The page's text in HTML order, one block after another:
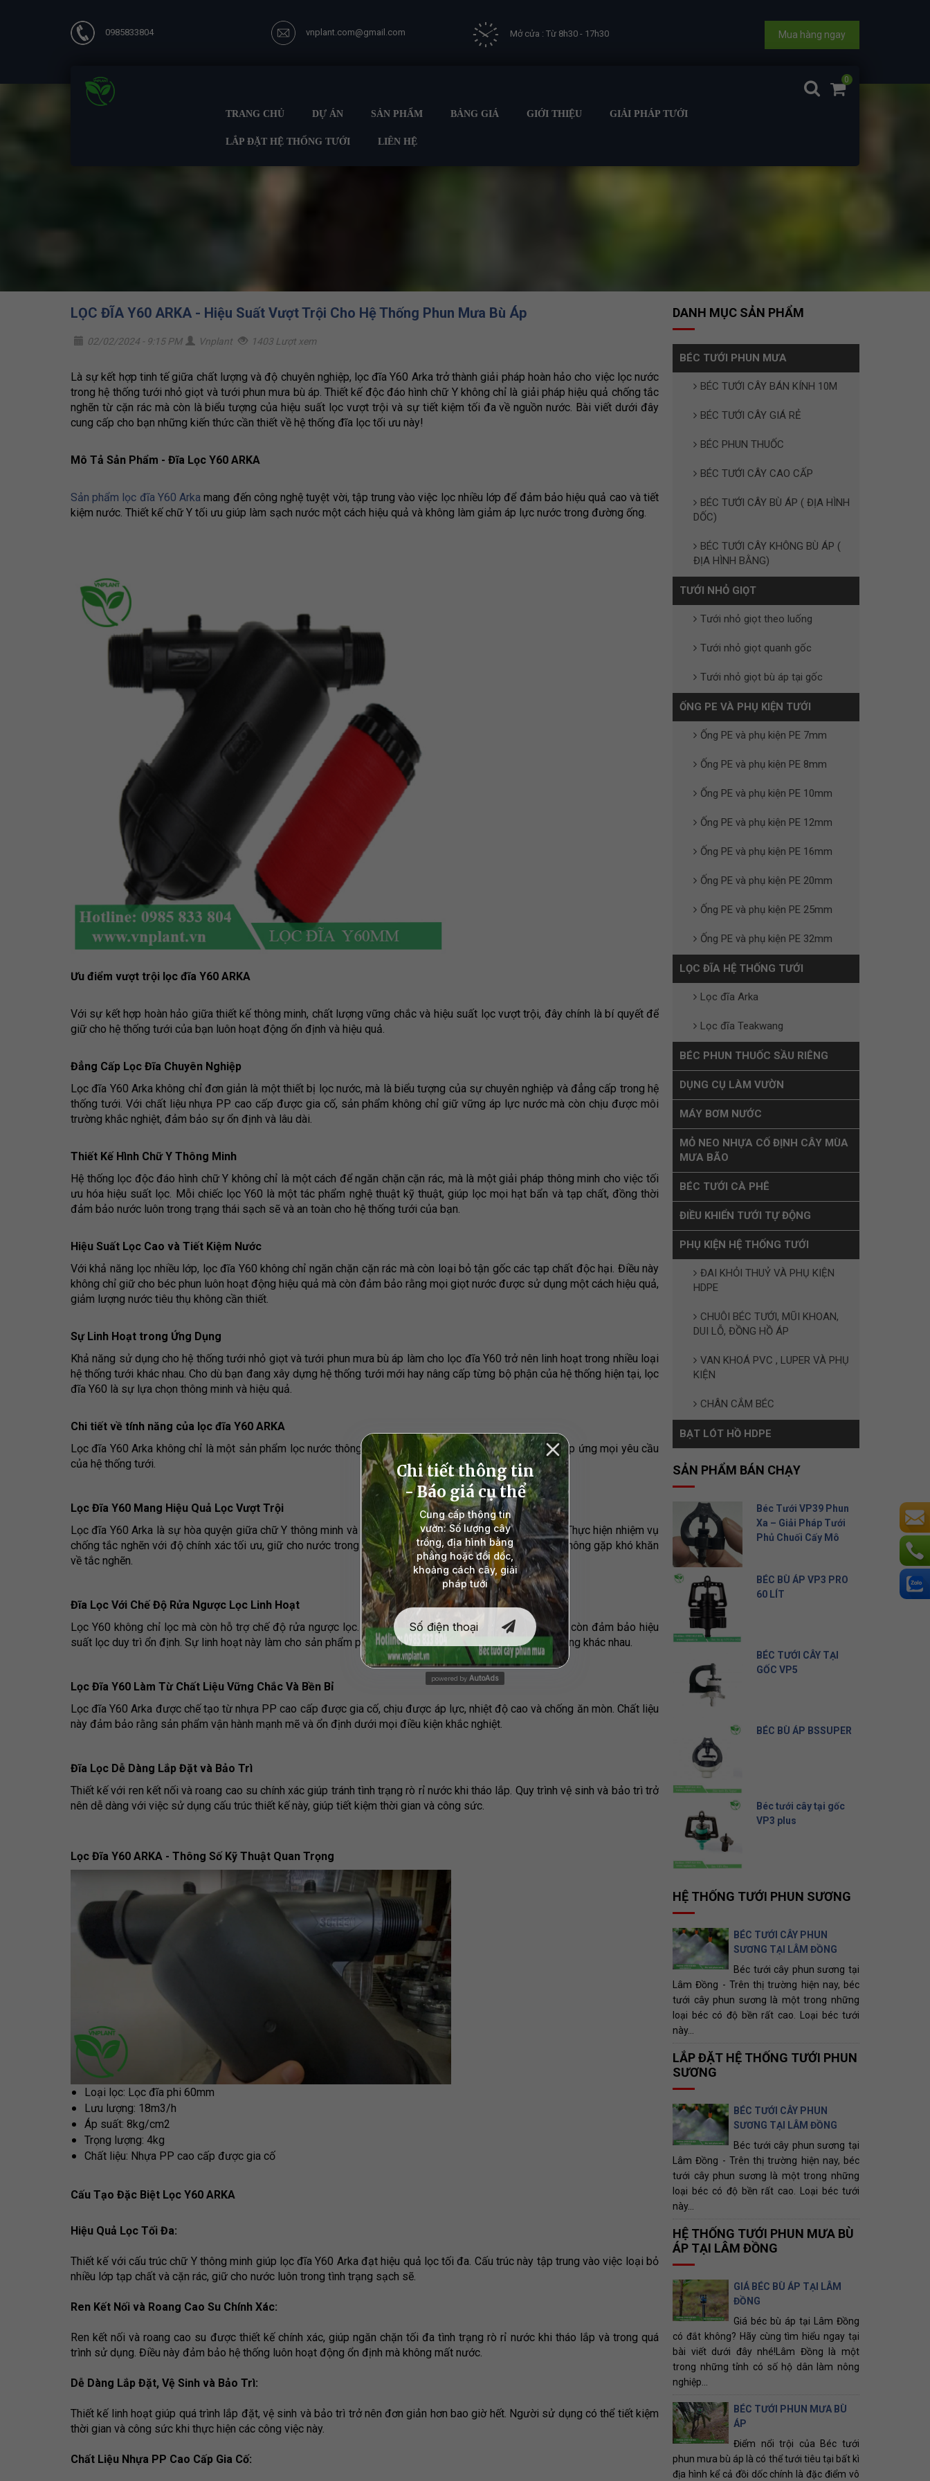
0985833804 vnplant.com@gmail.com Mở cửa : Từ 8h30 - 17h30 Mua hàng ngay
0
TRANG CHỦ DỰ ÁN SẢN PHẨM BẢNG GIÁ GIỚI THIỆU GIẢI PHÁP TƯỚI
LẮP ĐẶT HỆ THỐNG TƯỚI LIÊN HỆ
LỌC ĐĨA Y60 ARKA - Hiệu Suất Vượt Trội Cho Hệ Thống Phun Mưa Bù Áp
02/02/2024 - 9:15 PM Vnplant 1403 Lượt xem
Là sự kết hợp tinh tế giữa chất lượng và độ chuyên nghiệp, lọc đĩa Y60 Arka trở thành giải pháp hoàn hảo cho việc lọc nước
trong hệ thống tưới nhỏ giọt và tưới phun mưa bù áp. Thiết kế độc đáo hình chữ Y không chỉ là giải pháp hiệu quả chống tắc
nghẽn từ cặn rác mà còn là biểu tượng của hiệu suất lọc vượt trội và sự tiết kiệm tối đa về nguồn nước. Bài viết dưới đây
cung cấp cho bạn những kiến thức cần thiết về hệ thống đĩa lọc tối ưu này!
Mô Tả Sản Phẩm - Đĩa Lọc Y60 ARKA
Sản phẩm lọc đĩa Y60 Arka mang đến công nghệ tuyệt vời, tập trung vào việc lọc nhiều lớp để đảm bảo hiệu quả cao và tiết
kiệm nước. Thiết kế chữ Y tối ưu giúp làm sạch nước một cách hiệu quả và không làm giảm áp lực nước trong đường ống.
Ưu điểm vượt trội lọc đĩa Y60 ARKA
Với sự kết hợp hoàn hảo giữa thiết kế thông minh, chất lượng vững chắc và hiệu suất lọc vượt trội, đây chính là bí quyết để
giữ cho hệ thống tưới của bạn luôn hoạt động ổn định và hiệu quả.
Đẳng Cấp Lọc Đĩa Chuyên Nghiệp
Lọc đĩa Y60 Arka không chỉ đơn giản là một thiết bị lọc nước, mà là biểu tượng của sự chuyên nghiệp và đẳng cấp trong hệ
thống tưới. Với chất liệu nhựa PP cao cấp được gia cố, sản phẩm không chỉ giữ vững áp lực nước mà còn chịu được môi
trường khắc nghiệt, đảm bảo sự ổn định và lâu dài.
Thiết Kế Hình Chữ Y Thông Minh
Hệ thống lọc độc đáo hình chữ Y không chỉ là một cách để ngăn chặn cặn rác, mà là một giải pháp thông minh cho việc tối
ưu hóa hiệu suất lọc. Mỗi chiếc lọc Y60 là một tác phẩm nghệ thuật kỹ thuật, giúp lọc mọi hạt bẩn và tạp chất, đồng thời
đảm bảo nước luôn trong trạng thái sạch sẽ và an toàn cho hệ thống tưới của bạn.
Hiệu Suất Lọc Cao và Tiết Kiệm Nước
Với khả năng lọc nhiều lớp, lọc đĩa Y60 không chỉ ngăn chặn cặn rác mà còn loại bỏ tận gốc các tạp chất độc hại. Điều này
không chỉ giữ cho béc phun luôn hoạt động hiệu quả mà còn đảm bảo rằng mọi giọt nước được sử dụng một cách hiệu quả,
giảm lượng nước tiêu thụ không cần thiết.
Sự Linh Hoạt trong Ứng Dụng
Khả năng sử dụng cho hệ thống tưới nhỏ giọt và tưới phun mưa bù áp làm cho lọc đĩa Y60 trở nên linh hoạt trong nhiều loại
hệ thống tưới khác nhau. Cho dù bạn đang xây dựng hệ thống tưới mới hay nâng cấp từng bộ phận của hệ thống hiện tại, lọc
đĩa Y60 là sự lựa chọn thông minh và hiệu quả.
Chi tiết về tính năng của lọc đĩa Y60 ARKA
Lọc đĩa Y60 Arka không chỉ là một sản phẩm lọc nước thông thường, mà là một giải pháp hoàn chỉnh đáp ứng mọi yêu cầu
của hệ thống tưới.
Lọc Đĩa Y60 Mang Hiệu Quả Lọc Vượt Trội
Lọc đĩa Y60 Arka là sự hòa quyện giữa chữ Y thông minh và cấu trúc đa lớp, mang lại hiệu quả lọc cao. Thực hiện nhiệm vụ
chống tắc nghẽn với độ chính xác tối ưu, giữ cho nước trong hệ thống luôn trong tình trạng sạch sẽ và không gặp khó khăn
về tắc nghẽn.
Đĩa Lọc Với Chế Độ Rửa Ngược Lọc Linh Hoạt
Lọc Y60 không chỉ lọc mà còn hỗ trợ chế độ rửa ngược lọc. Điều này không chỉ làm tăng lưu lượng mà còn đảm bảo hiệu
suất lọc duy trì ổn định. Sự linh hoạt này làm cho sản phẩm phù hợp với nhiều điều kiện và yêu cầu sử dụng khác nhau.
Lọc Đĩa Y60 Làm Từ Chất Liệu Vững Chắc Và Bền Bỉ
Lọc đĩa Y60 Arka được chế tạo từ nhựa PP cao cấp được gia cố, chịu được áp lực, nhiệt độ cao và chống ăn mòn. Chất liệu
này đảm bảo rằng sản phẩm vận hành mạnh mẽ và ổn định dưới mọi điều kiện khắc nghiệt.
Đĩa Lọc Dễ Dàng Lắp Đặt và Bảo Trì
Thiết kế với ren kết nối và roang cao su chính xác giúp tránh tình trạng rò rỉ nước khi tháo lắp. Quy trình vệ sinh và bảo trì trở
nên dễ dàng với việc sử dụng cấu trúc thiết kế này, giúp tiết kiệm thời gian và công sức.
Lọc Đĩa Y60 ARKA - Thông Số Kỹ Thuật Quan Trọng
Loại lọc: Lọc đĩa phi 60mm
Lưu lượng: 18m3/h
Áp suất: 8kg/cm2
Trọng lượng: 4kg
Chất liệu: Nhựa PP cao cấp được gia cố
Cấu Tạo Đặc Biệt Lọc Y60 ARKA
Hiệu Quả Lọc Tối Đa:
Thiết kế với cấu trúc chữ Y thông minh giúp lọc đĩa Y60 Arka đạt hiệu quả lọc tối đa. Cấu trúc này tập trung vào việc loại bỏ
nhiều lớp tạp chất và cặn rác, giữ cho nước luôn trong tình trạng sạch sẽ.
Ren Kết Nối và Roang Cao Su Chính Xác:
Ren kết nối và roang cao su được thiết kế chính xác, giúp ngăn chặn tối đa tình trạng rò rỉ nước khi tháo lắp và trong quá
trình sử dụng. Điều này đảm bảo hệ thống luôn hoạt động ổn định mà không mất nước.
Dễ Dàng Lắp Đặt, Vệ Sinh và Bảo Trì:
Thiết kế linh hoạt giúp quá trình lắp đặt, vệ sinh và bảo trì trở nên đơn giản hơn bao giờ hết. Người sử dụng có thể tiết kiệm
thời gian và công sức khi thực hiện các công việc này.
Chất Liệu Nhựa PP Cao Cấp Gia Cố:
DANH MỤC SẢN PHẨM
BÉC TƯỚI PHUN MƯA
BÉC TƯỚI CÂY BÁN KÍNH 10M
BÉC TƯỚI CÂY GIÁ RẺ
BÉC PHUN THUỐC
BÉC TƯỚI CÂY CAO CẤP
BÉC TƯỚI CÂY BÙ ÁP ( ĐỊA HÌNH
DỐC)
BÉC TƯỚI CÂY KHÔNG BÙ ÁP (
ĐỊA HÌNH BẰNG)
TƯỚI NHỎ GIỌT
Tưới nhỏ giọt theo luống
Tưới nhỏ giọt quanh gốc
Tưới nhỏ giọt bù áp tại gốc
ỐNG PE VÀ PHỤ KIỆN TƯỚI
Ống PE và phụ kiện PE 7mm
Ống PE và phụ kiện PE 8mm
Ống PE và phụ kiện PE 10mm
Ống PE và phụ kiện PE 12mm
Ống PE và phụ kiện PE 16mm
Ống PE và phụ kiện PE 20mm
Ống PE và phụ kiện PE 25mm
Ống PE và phụ kiện PE 32mm
LỌC ĐĨA HỆ THỐNG TƯỚI
Lọc đĩa Arka
Lọc đĩa Teakwang
BÉC PHUN THUỐC SẦU RIÊNG
DỤNG CỤ LÀM VƯỜN
MÁY BƠM NƯỚC
MỎ NEO NHỰA CỐ ĐỊNH CÂY MÙA
MƯA BÃO
BÉC TƯỚI CÀ PHÊ
ĐIỀU KHIỂN TƯỚI TỰ ĐỘNG
PHỤ KIỆN HỆ THỐNG TƯỚI
ĐAI KHỎI THUỶ VÀ PHỤ KIỆN
HDPE
CHUÔI BÉC TƯỚI, MŨI KHOAN,
DUI LỖ, ĐỒNG HỒ ÁP
VAN KHOÁ PVC , LUPER VÀ PHỤ
KIỆN
CHÂN CẮM BÉC
BẠT LÓT HỒ HDPE
SẢN PHẨM BÁN CHẠY
Béc Tưới VP39 Phun
Xa – Giải Pháp Tưới
Phủ Chuối Cấy Mô
BÉC BÙ ÁP VP3 PRO
60 LÍT
BÉC TƯỚI CÂY TẠI
GỐC VP5
BÉC BÙ ÁP BSSUPER
Béc tưới cây tại gốc
VP3 plus
HỆ THỐNG TƯỚI PHUN SƯƠNG
BÉC TƯỚI CÂY PHUN
SƯƠNG TẠI LÂM ĐỒNG
Béc tưới cây phun sương tại
Lâm Đồng - Trên thị trường hiện nay, béc
tưới cây phun sương là một trong những
loại béc có độ bền rất cao. Loại béc tưới
này...
LẮP ĐẶT HỆ THỐNG TƯỚI PHUN
SƯƠNG
BÉC TƯỚI CÂY PHUN
SƯƠNG TẠI LÂM ĐỒNG
Béc tưới cây phun sương tại
Lâm Đồng - Trên thị trường hiện nay, béc
tưới cây phun sương là một trong những
loại béc có độ bền rất cao. Loại béc tưới
này...
HỆ THỐNG TƯỚI PHUN MƯA BÙ
ÁP TẠI LÂM ĐỒNG
GIÁ BÉC BÙ ÁP TẠI LÂM
ĐỒNG
Giá béc bù áp tại Lâm Đồng
có đắt không? Hãy cùng tìm hiểu ngay tại
bài viết dưới đây nhé!Lâm Đồng là một
trong những tỉnh có số hộ dân làm nông
nghiệp...
BÉC TƯỚI PHUN MƯA BÙ
ÁP
Điểm nổi trội của Béc tưới
phun mưa bù áp là có thể tưới tiêu tại bất kì
địa hình kể cả đồi dốc chính là đặc điểm vô
powered by AutoAds